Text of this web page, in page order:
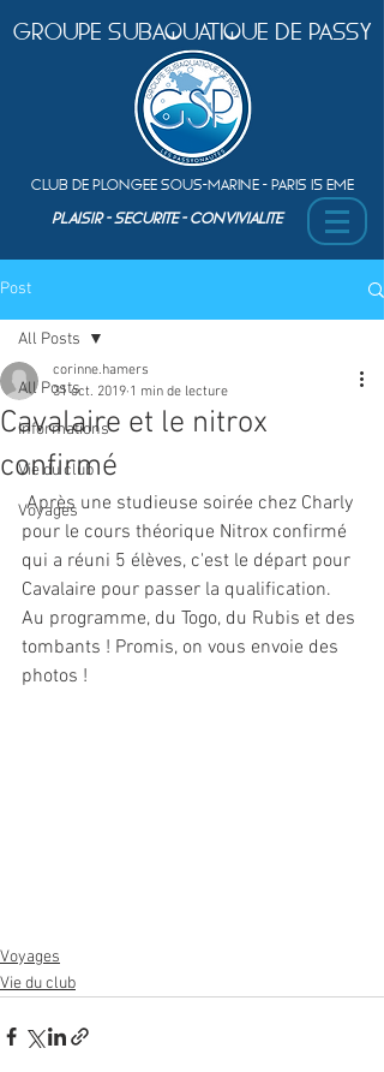
Groupe Subaquatique de Passy
Club de plongEe sous-marine - Paris 15 Eme
PLAISIR - SEcurite - ConvivialitE
Post
All Posts
Informations
Vie du club
Voyages
All Posts
Cavalaire et le nitrox
confirmé
corinne.hamers
31 oct. 2019 1 min de lecture
Après une studieuse soirée chez Charly
pour le cours théorique Nitrox confirmé
qui a réuni 5 élèves, c'est le départ pour
Cavalaire pour passer la qualification.
Au programme, du Togo, du Rubis et des
tombants ! Promis, on vous envoie des
photos !
Voyages
Vie du club